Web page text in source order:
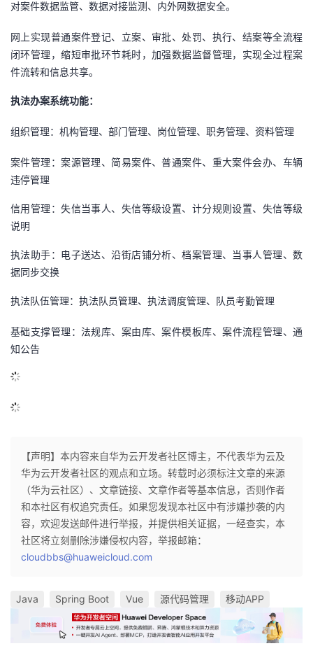
对案件数据监管、数据对接监测、内外网数据安全。
网上实现普通案件登记、立案、审批、处罚、执行、结案等全流程
闭环管理，缩短审批环节耗时 ，加强数据监督管理 ， 实现全过程案
件流转和信息共享。
执法办案系统功能：
组织管理 ： 机构管理、 部门管理、 岗位管理、 职务管理、 资料管理
案件管理 ：案源管理 、简易案件、普通案件、 重大案件会办、 车辆
违停管理
信用管理 ：失信当事人、 失信等级设置、 计分规则设置、 失信等级
说明
执法助手 ： 电子送达、沿街店铺分析、档案管理、 当事人管理 、数
据同步交换
执法队伍管理 ： 执法队员管理、 执法调度管理、 队员考勤管理
基础支撑管理 ： 法规库、 案由库、案件模板库、案件流程管理 、通
知公告
【声明】本内容来自华为云开发者社区博主，不代表华为云及
华为云开发者社区的观点和立场。转载时必须标注文章的来源
（华为云社区）、文章链接、文章作者等基本信息，否则作者
和本社区有权追究责任。如果您发现本社区中有涉嫌抄袭的内
容，欢迎发送邮件进行举报，并提供相关证据，一经查实，本
社区将立刻删除涉嫌侵权内容，举报邮箱：
cloudbbs@huaweicloud.com
Java Spring Boot Vue 源代码管理 移动APP